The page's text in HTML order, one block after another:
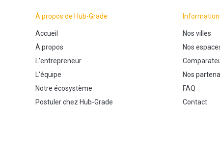
À propos de Hub-Grade
Accueil
À propos
L'entrepreneur
L'équipe
Notre écosystème
Postuler chez Hub-Grade
Nos villes
Nos
Nos
FAQ
Contact